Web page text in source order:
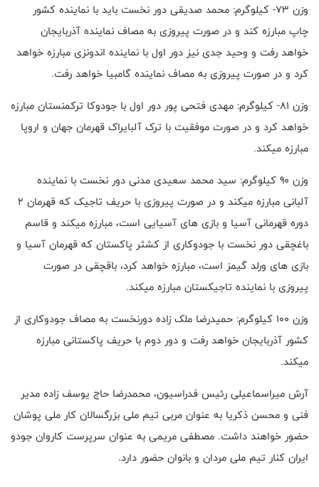
وزن 73- کیلوگرم: محمد صدیقی دور نخست باید با نماینده کشور
چاپ مبارزه کند و در صورت پیروزی به مصاف نماینده آذربایجان
خواهد رفت و وحید جدی نیز دور اول با نماینده اندونزی مبارزه خواهد
کرد و در صورت پیروزی به مصاف نماینده گامبیا خواهد رفت.
وزن 81- کیلوگرم: مهدی فتحی پور دور اول با جودوکا ترکمنستان مبارزه
خواهد کرد و در صورت موفقیت با ترک آلبایراک قهرمان جهان و اروپا
مبارزه میکند.
وزن 90 کیلوگرم: سید محمد سعیدی مدنی دور نخست با نماینده
آلبانی مبارزه میکند و در صورت پیروزی با حریف تاجیک که قهرمان ۲
دوره قهرمانی آسیا و بازی های آسیایی است، مبارزه میکند و قاسم
باغچقی دور نخست با جودوکاری از کشثر پاکستان که قهرمان آسیا و
بازی های ورلد گیمز است، مبارزه خواهد کرد، باقچقی در صورت
پیروزی با نماینده تاجیکستان مبارزه میکند.
وزن 100 کیلوگرم: حمیدرضا ملک زاده دور‌نخست به مصاف جودوکاری از
کشور آذربایجان خواهد رفت و دور دوم با حریف پاکستانی مبارزه
میکند.
آرش میراسماعیلی رئیس فدراسیون، محمدرضا حاج یوسف زاده مدیر
فنی و محسن ذکریا به عنوان مربی تیم ملی بزرگسالان کار ملی پوشان
حضور خواهند داشت. مصطفی مریمی به عنوان سرپرست کاروان جودو
ایران کنار تیم ملی مردان و بانوان حضور دارد.